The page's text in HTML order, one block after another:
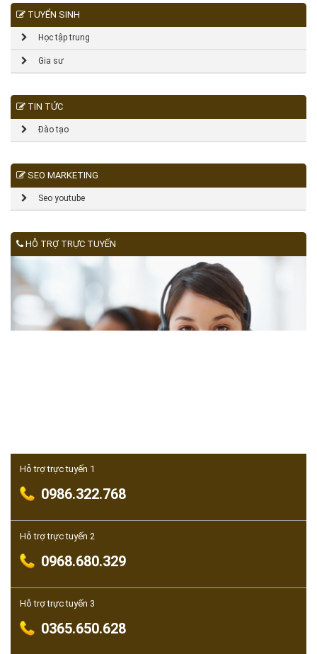
TUYỂN SINH
Học tập trung
Gia sư
TIN TỨC
Đào tạo
SEO MARKETING
Seo youtube
HỖ TRỢ TRỰC TUYẾN
Hỗ trợ trực tuyến 1
0986.322.768
Hỗ trợ trực tuyến 2
0968.680.329
Hỗ trợ trực tuyến 3
0365.650.628